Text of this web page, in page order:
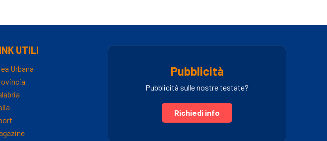
UTILI
Urbana
Pubblicità
Pubblicità sulle nostre testate?
Richiedi info